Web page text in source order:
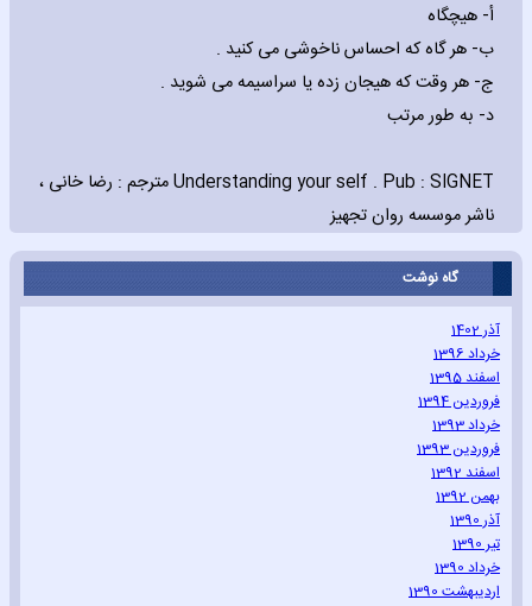
‌أ- هیچگاه
‌ب- هر گاه که احساس ناخوشی می کنید .
‌ج- هر وقت که هیجان زده یا سراسیمه می شوید .
‌د- به طور مرتب
Understanding your self . Pub : SIGNET مترجم : رضا خانی ،
ناشر موسسه روان تجهیز
گاه نوشت
آذر 1402
خرداد 1396
اسفند 1395
فروردین 1394
خرداد 1393
فروردین 1393
اسفند 1392
بهمن 1392
آذر 1390
تیر 1390
خرداد 1390
اردیبهشت 1390